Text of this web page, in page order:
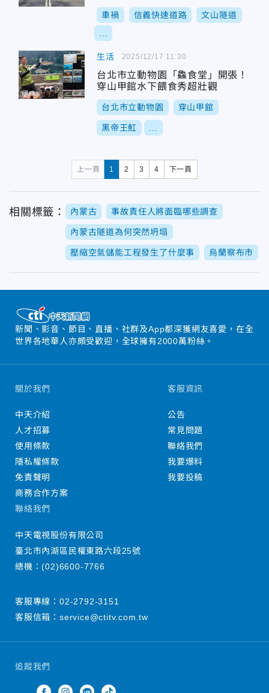
車禍 信義快速道路 文山隧道
生活
台北市立動物園「鱻食堂」開張！
穿山甲館水下餵食秀超壯觀
台北市立動物園 穿山甲館
黑帝王魟
2025/12/17 11:30
上一頁 1 2 3 4 下一頁
相關標籤： 內蒙古 事故責任人將面臨哪些調查
內蒙古隧道為何突然坍塌
壓縮空氣儲能工程發生了什麼事 烏蘭察布市
新聞、影音、節目、直播、社群及App都深獲網友喜愛，在全
世界各地華人亦頗受歡迎，全球擁有2000萬粉絲。
追蹤我們
關於我們
中天介紹
人才招募
使用條款
隱私權條款
免責聲明
商務合作方案
客服資訊
公告
常見問題
聯絡我們
我要爆料
我要投稿
聯絡我們
中天電視股份有限公司
臺北市內湖區民權東路六段25號
總機：(02)6600-7766
客服專線： 02-2792-3151
客服信箱： service@ctitv.com.tw